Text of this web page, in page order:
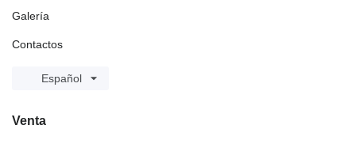
Galería
Contactos
Español
Venta